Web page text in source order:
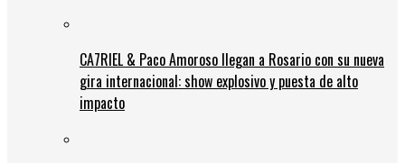
CA7RIEL & Paco Amoroso llegan a Rosario con su nueva
gira internacional: show explosivo y puesta de alto
impacto